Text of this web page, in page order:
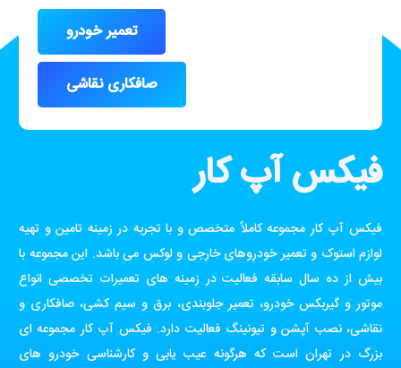
تعمیر خودرو
صافکاری نقاشی
فیکس آپ کار
فیکس آپ کار مجموعه کاملاً متخصص و با تجربه در زمینه تامین و تهیه
لوازم استوک و تعمیر خودروهای خارجی و لوکس می باشد. این مجموعه با
بیش از ده سال سابقه فعالیت در زمینه های تعمیرات تخصصی انواع
موتور و گیربکس خودرو، تعمیر جلوبندی، برق و سیم کشی، صافکاری و
نقاشی، نصب آپشن و تیونینگ فعالیت دارد. فیکس آپ کار مجموعه ای
بزرگ در تهران است که هرگونه عیب یابی و کارشناسی خودرو های